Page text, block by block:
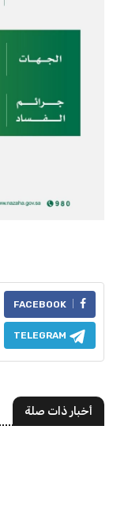
FACEBOOK
TELEGRAM
أخبار ذات صلة